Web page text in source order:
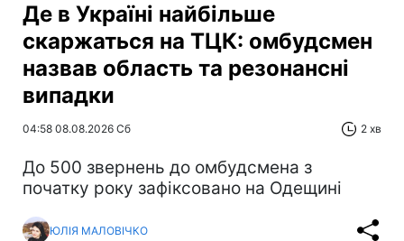
Де в Україні найбільше
скаржаться на ТЦК: омбудсмен
назвав область та резонансні
випадки
04:58 08.08.2026 Сб 2 хв
До 500 звернень до омбудсмена з
початку року зафіксовано на Одещині
ЮЛІЯ МАЛОВІЧКО